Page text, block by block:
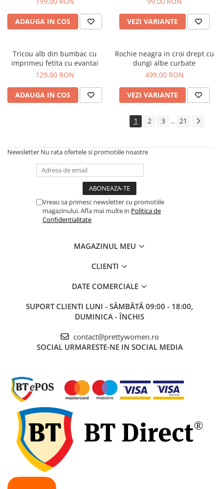
ADAUGA IN COS VEZI VARIANTE
Tricou alb din bumbac cu
imprimeu fetita cu evantai
129,00 RON
ADAUGA IN COS
Rochie neagra in croi drept cu
dungi albe curbate
499,00 RON
VEZI VARIANTE
1 2 3 ... 21
Newsletter Nu rata ofertele si promotiile noastre
Vreau sa primesc newsletter cu promotiile
magazinului. Afla mai multe in Politica de
Confidentialitate
MAGAZINUL MEU
CLIENTI
DATE COMERCIALE
SUPORT CLIENTI LUNI - SÂMBĂTĂ 09:00 - 18:00,
DUMINICA - ÎNCHIS
contact@prettywomen.ro
SOCIAL URMARESTE-NE IN SOCIAL MEDIA